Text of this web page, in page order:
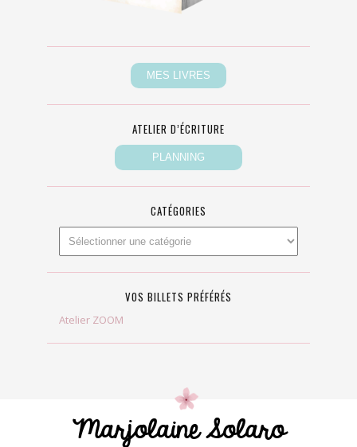
ATELIER D’ÉCRITURE
CATÉGORIES
VOS BILLETS PRÉFÉRÉS
Atelier ZOOM
Marjolaine Solaro